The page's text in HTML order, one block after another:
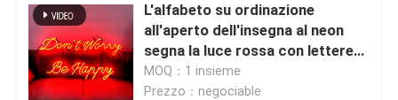
L'alfabeto su ordinazione
all'aperto dell'insegna al neon
segna la luce rossa con lettere
12VDC
MOQ：1 insieme
Prezzo：negociable